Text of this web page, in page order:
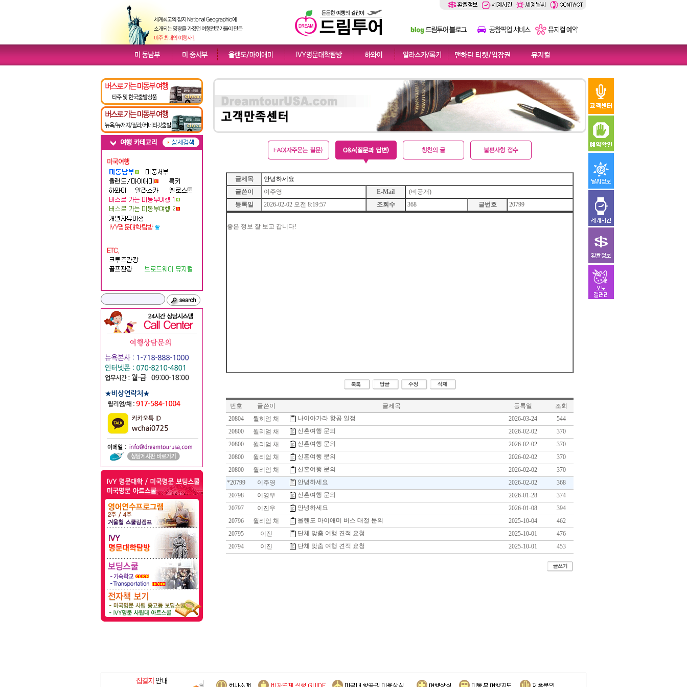
글제목
안녕하세요
글쓴이
이주영 E-Mail
(비공개)
등록일
2026-02-02 오전 8:19:57 조회수 368 글번호 20799
좋은 정보 잘 보고 갑니다!
번호 글쓴이 글제목 등록일
조회
20804
륄히엄 채 나이아가라 항공 일정 2026-03-24
544
20800
윌리엄 채 신혼여행 문의 2026-02-02
370
20800
윌리엄 채 신혼여행 문의 2026-02-02
370
20800
윌리엄 채 신혼여행 문의 2026-02-02
370
20800
윌리엄 채 신혼여행 문의 2026-02-02
370
*20799
이주영 안녕하세요 2026-02-02
368
20798
이영우 신혼여행 문의 2026-01-28
374
20797
이진우 안녕하세요 2026-01-08
394
20796
윌리엄 채 올랜도 마이애미 버스 대절 문의 2025-10-04
462
20795
이진 단체 맞춤 여행 견적 요청 2025-10-01
476
20794
이진 단체 맞춤 여행 견적 요청 2025-10-01 453